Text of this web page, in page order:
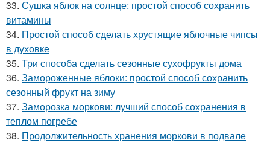
33. Сушка яблок на солнце: простой способ сохранить
витамины
34. Простой способ сделать хрустящие яблочные чипсы
в духовке
35. Три способа сделать сезонные сухофрукты дома
36. Замороженные яблоки: простой способ сохранить
сезонный фрукт на зиму
37. Заморозка моркови: лучший способ сохранения в
теплом погребе
38. Продолжительность хранения моркови в подвале